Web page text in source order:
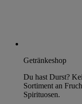
Getränkeshop
Du hast Durst?
Sortiment an
Spirituosen.